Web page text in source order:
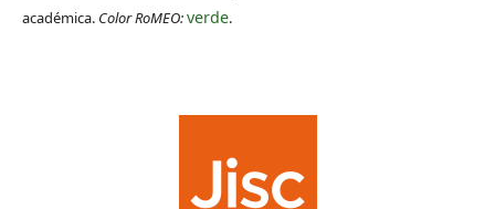
académica. Color RoMEO:verde.